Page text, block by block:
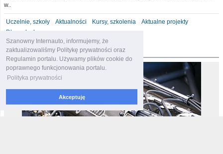
Szanowny Internauto, informujemy, że
zaktualizowaliśmy Politykę prywatności oraz
Regulamin portalu. Używamy plików cookie do
poprawnego funkcjonowania portalu.
Polityka prywatności
Akceptuję
w..
Uczelnie, szkoły Aktualności Kursy, szkolenia
Aktualne projekty
Dla malucha
motoryzacja